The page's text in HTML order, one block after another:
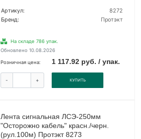
Артикул:
8272
Бренд:
Протэкт
На складе 786 упак.
Обновлено 10.08.2026
Розничная цена: 1 117.92 руб. / упак.
- + КУПИТЬ
Лента сигнальная ЛСЭ-250мм
"Осторожно кабель" красн./черн.
(рул.100м) Протэкт 8273